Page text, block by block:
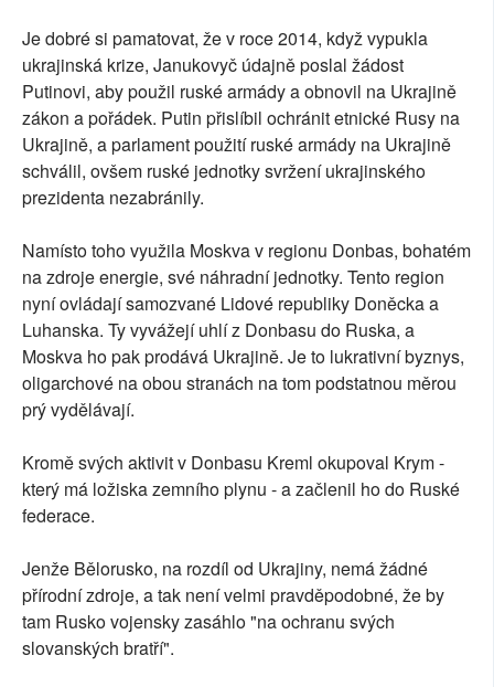
Je dobré si pamatovat, že v roce 2014, když vypukla
ukrajinská krize, Janukovyč údajně poslal žádost
Putinovi, aby použil ruské armády a obnovil na Ukrajině
zákon a pořádek. Putin přislíbil ochránit etnické Rusy na
Ukrajině, a parlament použití ruské armády na Ukrajině
schválil, ovšem ruské jednotky svržení ukrajinského
prezidenta nezabránily.
Namísto toho využila Moskva v regionu Donbas, bohatém
na zdroje energie, své náhradní jednotky. Tento region
nyní ovládají samozvané Lidové republiky Doněcka a
Luhanska. Ty vyvážejí uhlí z Donbasu do Ruska, a
Moskva ho pak prodává Ukrajině. Je to lukrativní byznys,
oligarchové na obou stranách na tom podstatnou měrou
prý vydělávají.
Kromě svých aktivit v Donbasu Kreml okupoval Krym -
který má ložiska zemního plynu - a začlenil ho do Ruské
federace.
Jenže Bělorusko, na rozdíl od Ukrajiny, nemá žádné
přírodní zdroje, a tak není velmi pravděpodobné, že by
tam Rusko vojensky zasáhlo "na ochranu svých
slovanských bratří".